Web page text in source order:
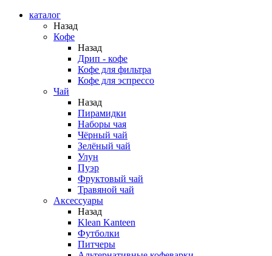
каталог
Назад
Кофе
Назад
Дрип - кофе
Кофе для фильтра
Кофе для эспрессо
Чай
Назад
Пирамидки
Наборы чая
Чёрный чай
Зелёный чай
Улун
Пуэр
Фруктовый чай
Травяной чай
Аксессуары
Назад
Klean Kanteen
Футболки
Питчеры